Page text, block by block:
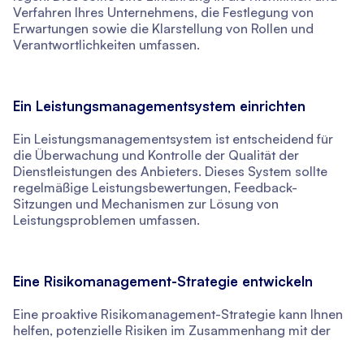
Verfahren Ihres Unternehmens, die Festlegung von
Erwartungen sowie die Klarstellung von Rollen und
Verantwortlichkeiten umfassen.
Ein Leistungsmanagementsystem einrichten
Ein Leistungsmanagementsystem ist entscheidend für
die Überwachung und Kontrolle der Qualität der
Dienstleistungen des Anbieters. Dieses System sollte
regelmäßige Leistungsbewertungen, Feedback-
Sitzungen und Mechanismen zur Lösung von
Leistungsproblemen umfassen.
Eine Risikomanagement-Strategie entwickeln
Eine proaktive Risikomanagement-Strategie kann Ihnen
helfen, potenzielle Risiken im Zusammenhang mit der